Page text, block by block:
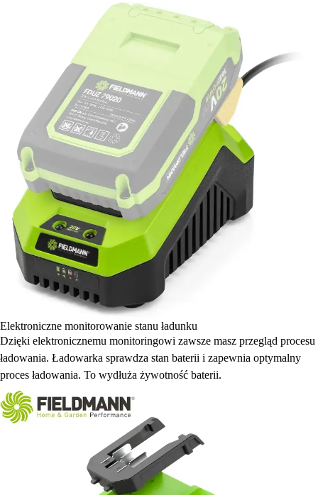
Elektroniczne monitorowanie stanu ładunku
Dzięki elektronicznemu monitoringowi zawsze masz przegląd procesu
ładowania. Ładowarka sprawdza stan baterii i zapewnia optymalny
proces ładowania. To wydłuża żywotność baterii.